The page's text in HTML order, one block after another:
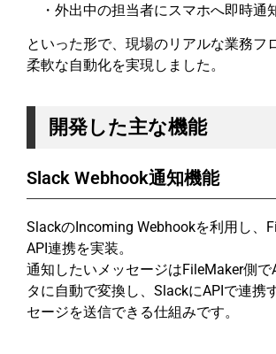
・外出中の担当者にスマホへ即時通
といった形で、現場のリアルな業務フ
柔軟な自動化を実現しました。
開発した主な機能
Slack Webhook通知機能
SlackのIncoming Webhookを利用し、
API連携を実装。
通知したいメッセージはFileMaker側で
タに自動で変換し、SlackにAPIで連携
セージを送信できる仕組みです。